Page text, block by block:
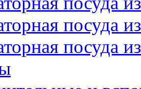
посуда
посуда